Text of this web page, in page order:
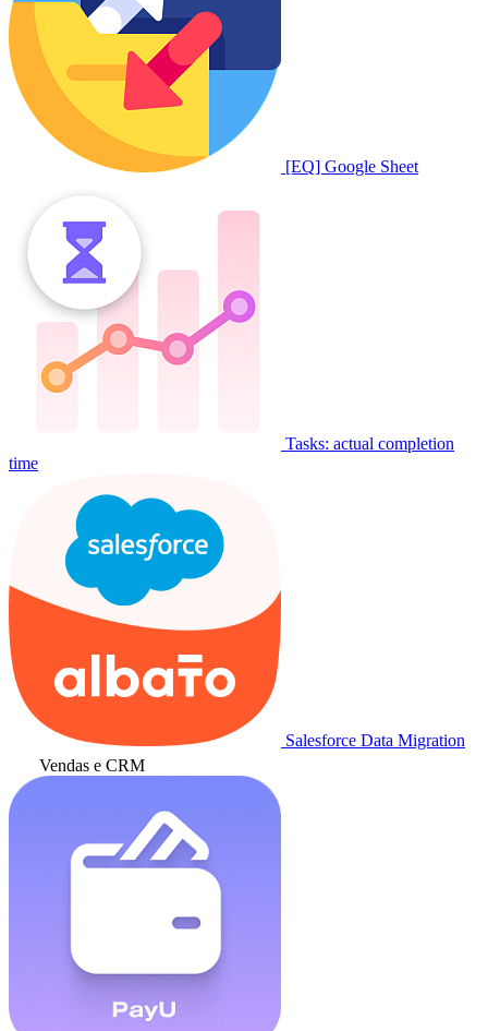
[EQ] Google Sheet
Tasks: actual completion
time
Salesforce Data Migration
Vendas e CRM